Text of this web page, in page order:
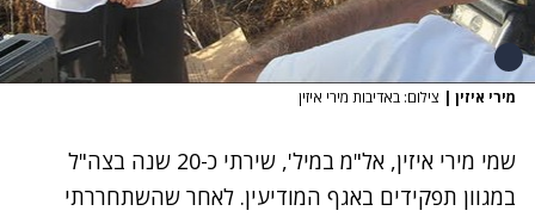
מירי איזין | צילום: באדיבות מירי איזין
שמי מירי איזין
, אל"מ במיל', שירתי כ-20 שנה בצה"ל
במגוון תפקידים באגף המודיעין. לאחר שהשתחררתי